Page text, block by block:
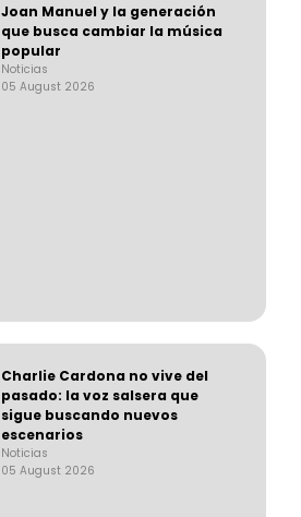
Joan Manuel y la generación
que busca cambiar la música
popular
Noticias
05 August 2026
Charlie Cardona no vive del
pasado: la voz salsera que
sigue buscando nuevos
escenarios
Noticias
05 August 2026